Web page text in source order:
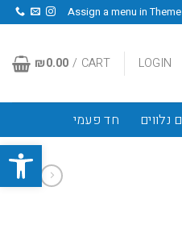
פתח
Assign a menu in
LOGIN
CART /
₪0.00
נלווים חד פעמי